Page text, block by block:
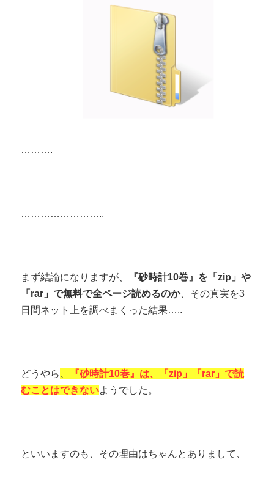
……….
……………………..
まず結論になりますが、
『砂時計10巻』を「zip」や
「rar」で無料で全ページ読めるのか、その真実を3
日間ネット上を調べまくった結果…..
どうやら
『砂時計10巻』は、「zip」「rar」で読
むことはできないようでした。
といいますのも、その理由はちゃんとありまして、